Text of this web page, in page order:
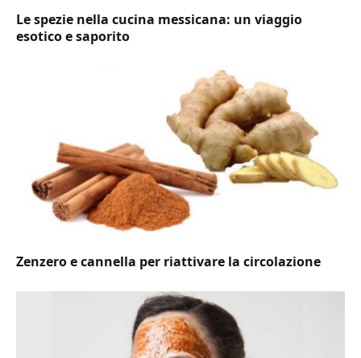
Le spezie nella cucina messicana: un viaggio
esotico e saporito
Zenzero e cannella per riattivare la circolazione